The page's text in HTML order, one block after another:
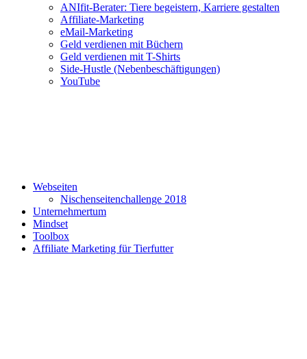
ANIfit-Berater: Tiere begeistern, Karriere gestalten
Affiliate-Marketing
eMail-Marketing
Geld verdienen mit Büchern
Geld verdienen mit T-Shirts
Side-Hustle (Nebenbeschäftigungen)
YouTube
Webseiten
Nischenseitenchallenge 2018
Unternehmertum
Mindset
Toolbox
Affiliate Marketing für Tierfutter